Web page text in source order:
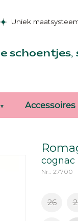
Uniek
schoentjes,
Accessoires
cognac
Nr.: 27700
26